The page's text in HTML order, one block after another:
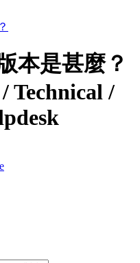
本是甚麼？
Technical /